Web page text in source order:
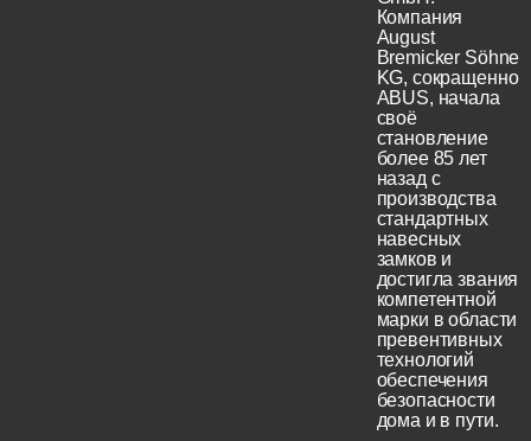
Компания
August
Bremicker Söhne
KG, сокращенно
ABUS, начала
своё
становление
более 85 лет
назад с
производства
стандартных
навесных
замков и
достигла звания
компетентной
марки в области
превентивных
технологий
обеспечения
безопасности
дома и в пути.